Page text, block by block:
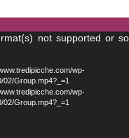
not supported or
wp-
02/Group.mp4?_=1
wp-
02/Group.mp4?_=1